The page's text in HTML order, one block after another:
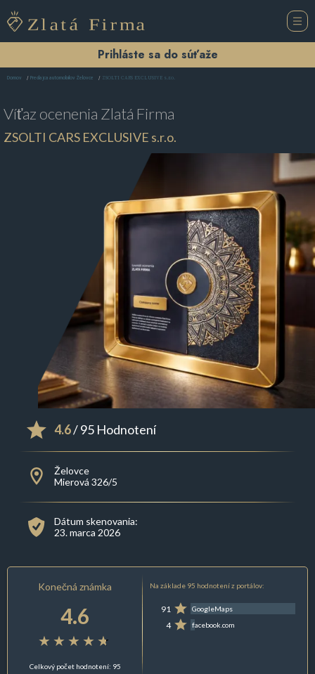
Prihláste sa do súťaže
Domov Predajca automobilov Želovce ZSOLTI CARS EXCLUSIVE s.r.o.
Víťaz ocenenia Zlatá Firma
ZSOLTI CARS EXCLUSIVE s.r.o.
4.6/ 95 Hodnotení
Želovce
Mierová 326/5
Dátum skenovania:
23. marca 2026
Konečná známka
4.6
Celkový počet hodnotení: 95
Na základe 95 hodnotení z portálov:
91 GoogleMaps
4 facebook.com